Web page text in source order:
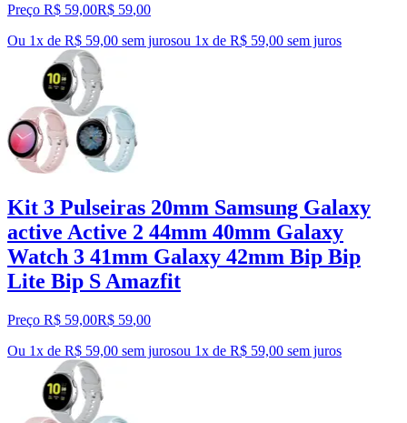
Preço R$ 59,00R$ 59,00
Ou 1x de R$ 59,00 sem jurosou 1x de R$ 59,00 sem juros
Kit 3 Pulseiras 20mm Samsung Galaxy
active Active 2 44mm 40mm Galaxy
Watch 3 41mm Galaxy 42mm Bip Bip
Lite Bip S Amazfit
Preço R$ 59,00R$ 59,00
Ou 1x de R$ 59,00 sem jurosou 1x de R$ 59,00 sem juros